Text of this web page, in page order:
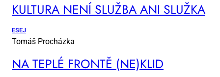
KUL­TU­RA NE­NÍ SLUŽ­BA ANI SLUŽ­KA
ESEJ
Tomáš Procházka
NA TEP­LÉ FRON­TĚ (NE)KLID